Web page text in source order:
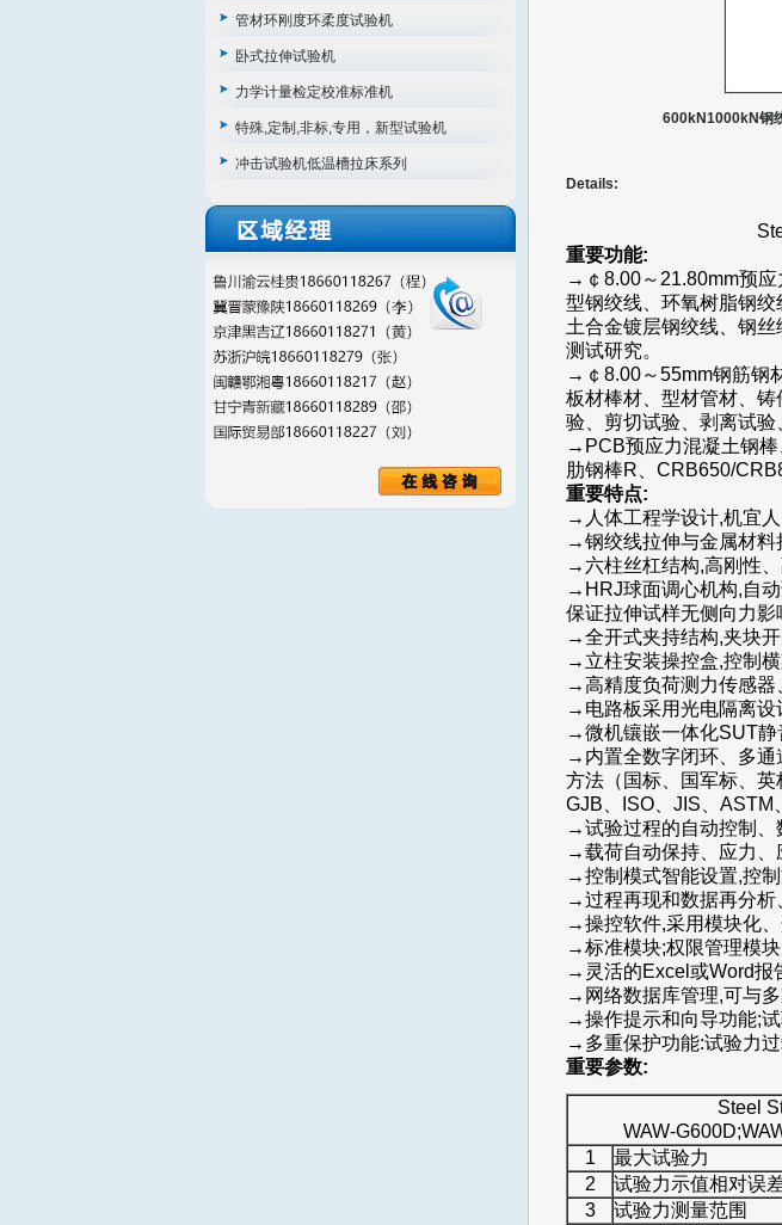
管材环刚度环柔度试验机
卧式拉伸试验机
力学计量检定校准标准机
特殊,定制,非标,专用，新型试验机
冲击试验机低温槽拉床系列
600kN1000kN钢
Details:
重要功能:
→￠8.00～21.80mm预
型钢绞线、环氧树脂钢
土合金镀层钢绞线、钢
测试研究。
→￠8.00～55mm钢筋钢
板材棒材、型材管材、
验、剪切试验、剥离试验
→PCB预应力混凝土钢
肋钢棒R、CRB650/
重要特点:
→人体工程学设计,机宜
→钢绞线拉伸与金属材料
→六柱丝杠结构,高刚性
→HRJ球面调心机构,自动
保证拉伸试样无侧向力影
→全开式夹持结构,夹块开
→立柱安装操控盒,控制
→高精度负荷测力传感器
→电路板采用光电隔离设
→微机镶嵌一体化SUT静
→内置全数字闭环、多通
方法（国标、国军标、英
GJB、ISO、JIS、ASTM
→试验过程的自动控制、
→载荷自动保持、应力、
→控制模式智能设置,控
→过程再现和数据再分析
→操控软件,采用模块化、
→标准模块;权限管理模
→灵活的Excel或Word报
→网络数据库管理,可与多
→操作提示和向导功能;试
→多重保护功能:试验力
重要参数:
Steel
WAW-
1
最大试验力
2
试验力示值相对误
3
试验力测量范围